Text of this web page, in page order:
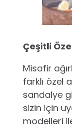
Çeşitli
Misafir
farklı özel
sandalye
sizin için
modelleri